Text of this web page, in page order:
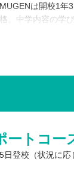
は開校1年
。中学内容の学
ポート！一律の
評のある「速読
び直しから大学入
私大対策までカ
ートコー
日登校（状況に応